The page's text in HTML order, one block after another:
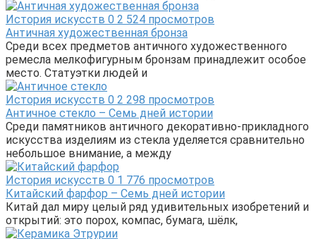
История искусств 0 2 524 просмотров
Античная художественная бронза
Среди всех предметов античного художественного
ремесла мелкофигурным бронзам принадлежит особое
место. Статуэтки людей и
История искусств 0 2 298 просмотров
Античное стекло – Семь дней истории
Среди памятников античного декоративно-прикладного
искусства изделиям из стекла уделяется сравнительно
небольшое внимание, а между
История искусств 0 1 776 просмотров
Китайский фарфор – Семь дней истории
Китай дал миру целый ряд удивительных изобретений и
открытий: это порох, компас, бумага, шёлк,